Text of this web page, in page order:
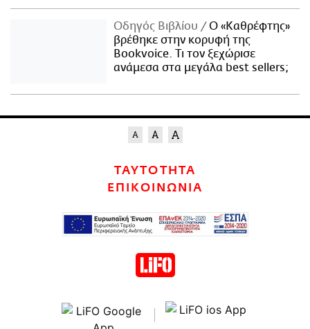
Οδηγός Βιβλίου
Ο «Καθρέφτης»
βρέθηκε στην κορυφή της
Bookvoice. Τι τον ξεχώρισε
ανάμεσα στα μεγάλα best sellers;
ΤΑΥΤΟΤΗΤΑ
ΕΠΙΚΟΙΝΩΝΙΑ